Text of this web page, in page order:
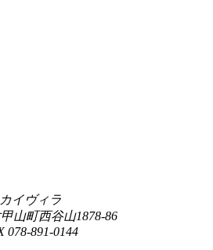
山町西谷山1878-86
891-0144